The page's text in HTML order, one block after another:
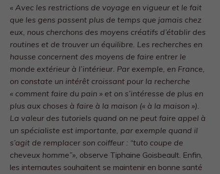
« Avec les restrictions de voyage en vigueur et le fait
que les gens passent plus de temps que jamais chez
eux, nous cherchons des moyens créatifs d’établir des
routines et de trouver un équilibre. Les recherches en
hausse concernent des moyens de faire entrer le
monde extérieur à l’intérieur. Par exemple, en France,
on constate un intérêt croissant pour la recherche
« comment faire du pain » et on s’intéresse de plus en
plus aux choses à faire à la maison (« à la maison »).
La valeur des tutoriels quand on ne peut faire appel à
un spécialiste est importante, par exemple quand il
s’agit de remplacer son coiffeur : “tuto coupe de
cheveux homme”», observe Tiphaine Goisbeault. Enfin,
les internautes souhaitent se maintenir en bonne santé